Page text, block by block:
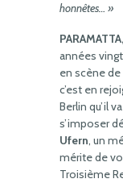
honnêtes… »
années
en scène
c’est en
Berlin qu’il
s’imposer
Ufern, un
mérite de
Troisième